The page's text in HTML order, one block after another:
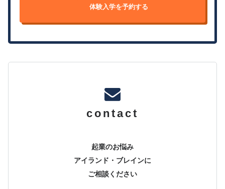
体験入学を予約する
contact
起業のお悩み
アイランド・ブレインに
ご相談ください